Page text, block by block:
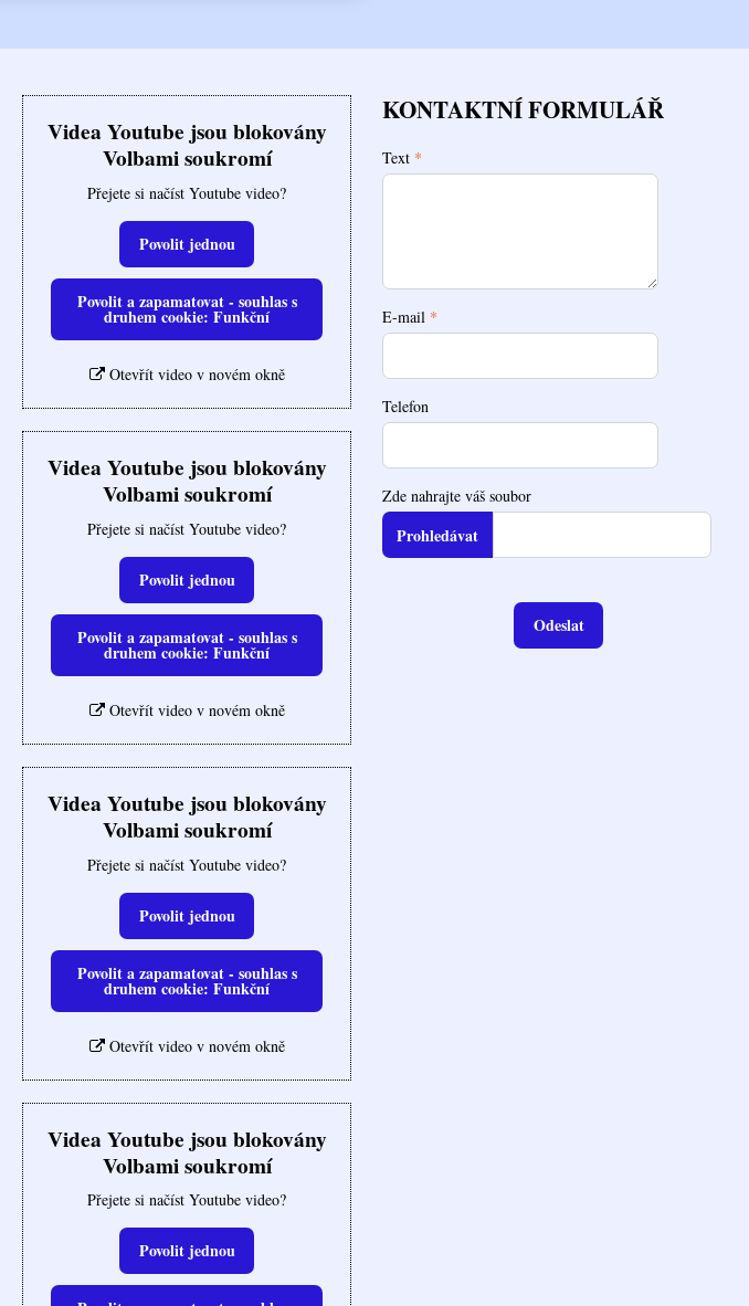
Videa Youtube jsou blokovány
Volbami soukromí
Přejete si načíst Youtube video?
Povolit jednou
Povolit a zapamatovat - souhlas s
druhem cookie: Funkční
Otevřít video v novém okně
Videa Youtube jsou blokovány
Volbami soukromí
Přejete si načíst Youtube video?
Povolit jednou
Povolit a zapamatovat - souhlas s
druhem cookie: Funkční
Otevřít video v novém okně
Videa Youtube jsou blokovány
Volbami soukromí
Přejete si načíst Youtube video?
Povolit jednou
Povolit a zapamatovat - souhlas s
druhem cookie: Funkční
Otevřít video v novém okně
Videa Youtube jsou blokovány
Volbami soukromí
Přejete si načíst Youtube video?
Povolit jednou
KONTAKTNÍ FORMULÁŘ
Text *
E-mail *
Telefon
Zde nahrajte váš soubor
Odeslat